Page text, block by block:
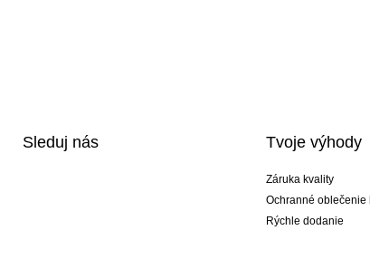
Sleduj nás Tvoje výhody
Záruka kvality
Ochranné oblečenie
Rýchle dodanie